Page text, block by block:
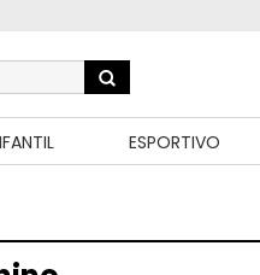
ESPORTIVO